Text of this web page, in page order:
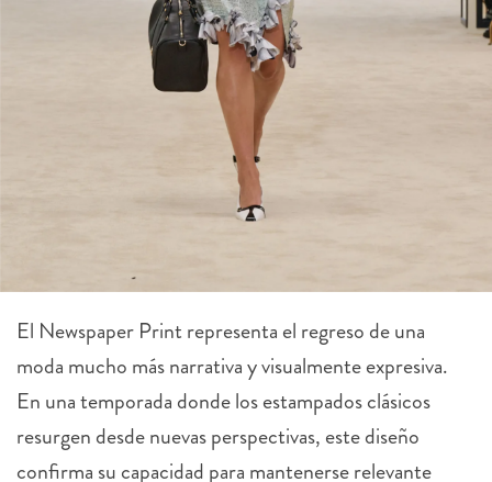
El Newspaper Print representa el regreso de una
moda mucho más narrativa y visualmente expresiva.
En una temporada donde los estampados clásicos
resurgen desde nuevas perspectivas, este diseño
confirma su capacidad para mantenerse relevante